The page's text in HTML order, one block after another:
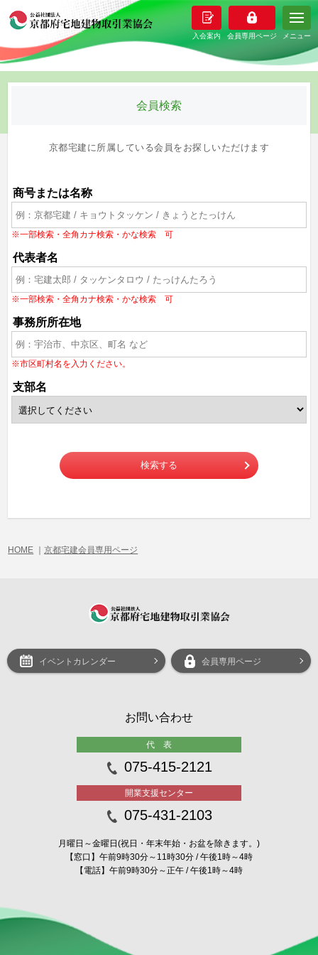
メニュー
会員検索
京都宅建に所属している会員をお探しいただけます
商号または名称
※一部検索・全角カナ検索・かな検索 可
代表者名
※一部検索・全角カナ検索・かな検索 可
事務所所在地
※市区町村名を入力ください。
支部名
検索する
HOME ｜京都宅建会員専用ページ
イベントカレンダー 会員専用ページ
お問い合わせ
代 表
075-415-2121
開業支援センター
075-431-2103
月曜日～金曜日(祝日・年末年始・お盆を除きます。)
【窓口】午前9時30分～11時30分 / 午後1時～4時
【電話】午前9時30分～正午 / 午後1時～4時